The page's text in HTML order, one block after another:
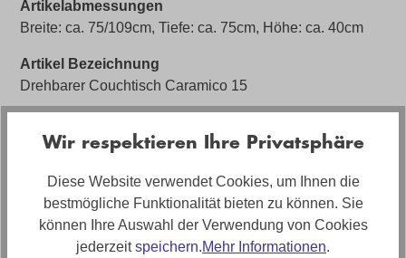
Artikelabmessungen
Breite: ca. 75/109cm, Tiefe: ca. 75cm, Höhe: ca. 40cm
Artikel Bezeichnung
Drehbarer Couchtisch Caramico 15
Drehbar
Marke
Plantische
Wir respektieren Ihre Privatsphäre
Diese Website verwendet Cookies, um Ihnen die
bestmögliche Funktionalität bieten zu können. Sie
können Ihre Auswahl der Verwendung von Cookies
jederzeitspeichern.Mehr Informationen.